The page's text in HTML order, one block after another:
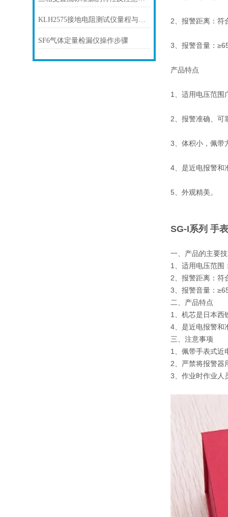
KLH2575接地电阻测试仪量程与精度
SF6气体定量检漏仪操作步骤
2、报警距离：符
3、报警音量：
产品特点
1、适用电压范围
2、报警准确、可
3、体积小，佩带
4、是近电报警和
5、外观精美。
SG-I系列 手
一、产品的主要
1、适用电压范围
2、报警距离：符
3、报警音量：
二、产品特点
1、机芯是日本西
4、是近电报警和
三、注意事项
1、佩带手表式近
2、严禁将报警器
3、作业时作业人